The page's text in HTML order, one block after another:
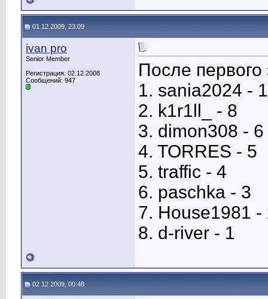
01.12.2009, 23:09
ivan pro
Senior Member
Регистрация: 02.12.2008
Сообщений: 947
После первого
1. sania2024 -
2. k1r1ll_ - 8
3. dimon308 - 6
4. TORRES - 5
5. traffic - 4
6. paschka - 3
7. House1981 -
8. d-river - 1
02.12.2009, 00:48